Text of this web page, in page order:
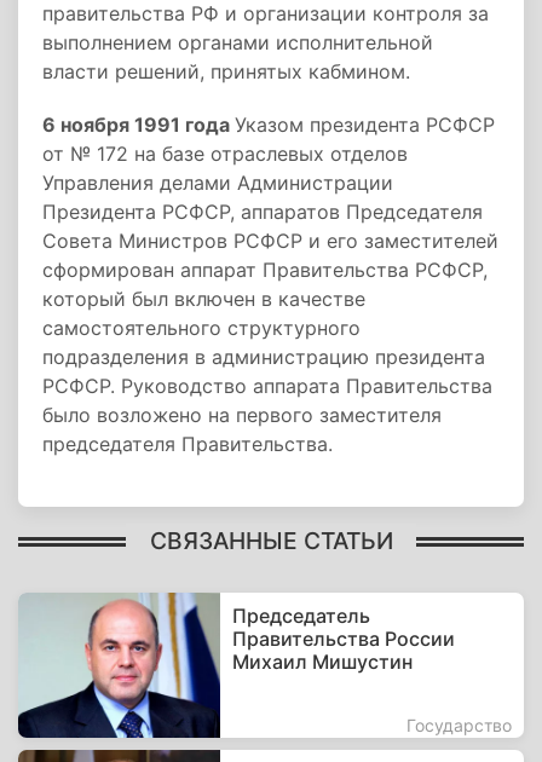
правительства РФ и организации контроля за
выполнением органами исполнительной
власти решений, принятых кабмином.
6 ноября 1991 года Указом президента РСФСР
от № 172 на базе отраслевых отделов
Управления делами Администрации
Президента РСФСР, аппаратов Председателя
Совета Министров РСФСР и его заместителей
сформирован аппарат Правительства РСФСР,
который был включен в качестве
самостоятельного структурного
подразделения в администрацию президента
РСФСР. Руководство аппарата Правительства
было возложено на первого заместителя
председателя Правительства.
СВЯЗАННЫЕ СТАТЬИ
Председатель
Правительства России
Михаил Мишустин
Государство